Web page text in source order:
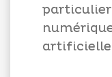
particulier